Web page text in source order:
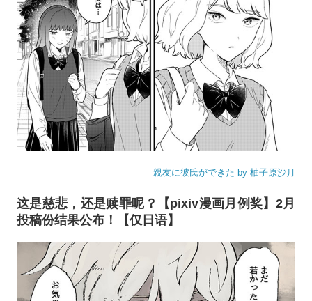
親友に彼氏ができた by 柚子原沙月
这是慈悲，还是赎罪呢？【pixiv漫画月例奖】2月
投稿份结果公布！【仅日语】